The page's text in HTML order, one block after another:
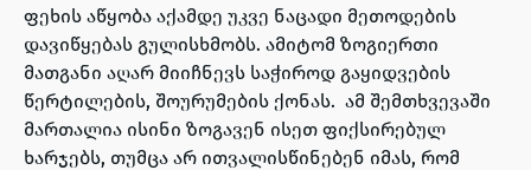
ფეხის აწყობა აქამდე უკვე ნაცადი მეთოდების
დავიწყებას გულისხმობს. ამიტომ ზოგიერთი
მათგანი აღარ მიიჩნევს საჭიროდ გაყიდვების
წერტილების, შოურუმების ქონას. ამ შემთხვევაში
მართალია ისინი ზოგავენ ისეთ ფიქსირებულ
ხარჯებს, თუმცა არ ითვალისწინებენ იმას, რომ